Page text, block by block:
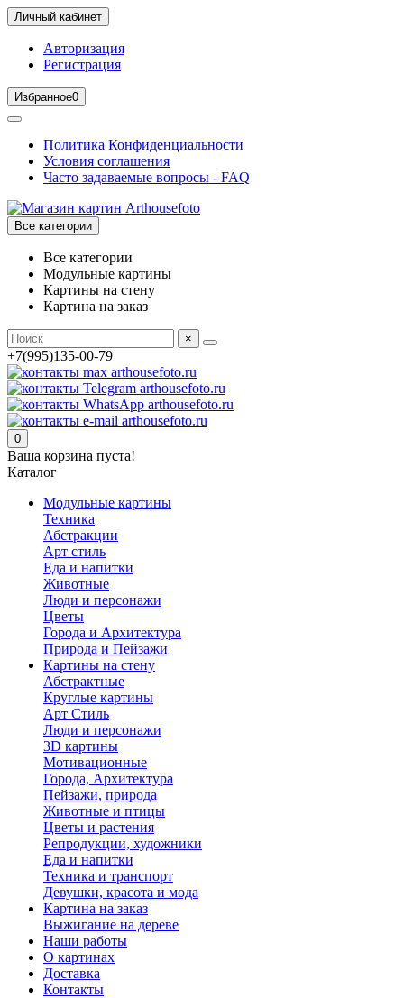
Личный кабинет
Авторизация
Регистрация
Избранное0
Политика Конфиденциальности
Условия соглашения
Часто задаваемые вопросы - FAQ
Все категории
Все категории
Модульные картины
Картины на стену
Картина на заказ
×
+7(995)135-00-79
0
Ваша корзина пуста!
Каталог
Модульные картины
Техника
Абстракции
Арт стиль
Еда и напитки
Животные
Люди и персонажи
Цветы
Города и Архитектура
Природа и Пейзажи
Картины на стену
Абстрактные
Круглые картины
Арт Стиль
Люди и персонажи
3D картины
Мотивационные
Города, Архитектура
Пейзажи, природа
Животные и птицы
Цветы и растения
Репродукции, художники
Еда и напитки
Техника и транспорт
Девушки, красота и мода
Картина на заказ
Выжигание на дереве
Наши работы
О картинах
Доставка
Контакты